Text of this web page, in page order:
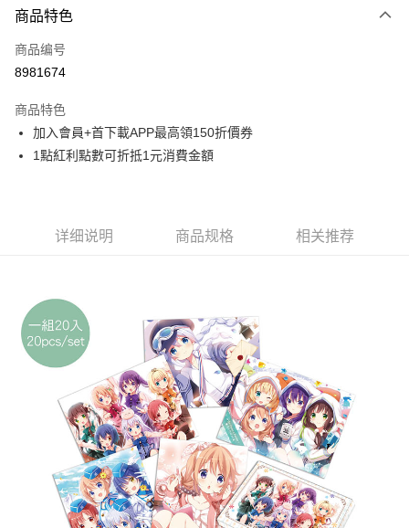
信用卡一次付款
超商取货付款
Apple Pay
悠遊付
ATM付款
运送方式
全家取貨付款
每笔NT$65，满NT$1,300(含以上)免运费
付款後全家取貨
每笔NT$65，满NT$1,300(含以上)免运费
(不開放使用，請勿選取）
每笔NT$9,999
7-11取貨付款
商品特色
商品编号
8981674
商品特色
加入會員+首下載APP最高領150折價券
1點紅利點數可折抵1元消費金額
详细说明 商品规格 相关推荐